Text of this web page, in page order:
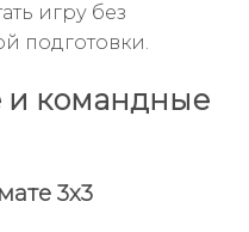
игру без
подготовки.
командные
3х3